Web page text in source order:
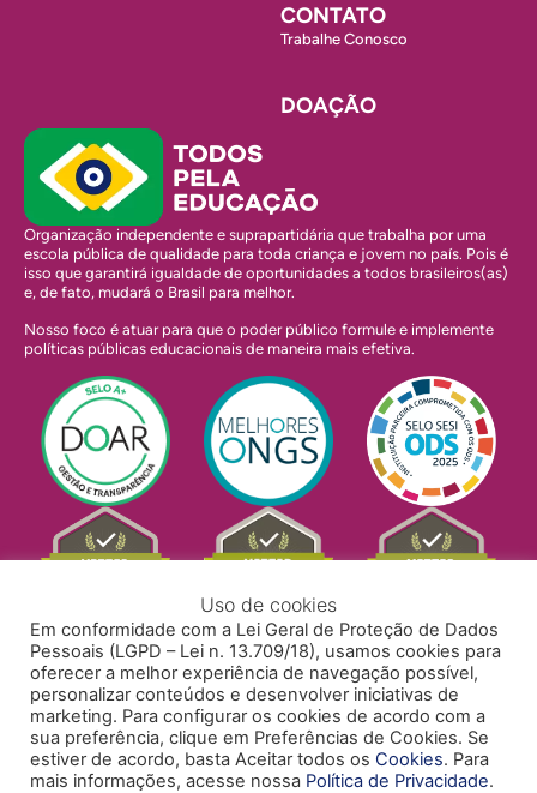
CONTATO
Trabalhe Conosco
DOAÇÃO
Organização independente e suprapartidária que trabalha por uma
escola pública de qualidade para toda criança e jovem no país. Pois é
isso que garantirá igualdade de oportunidades a todos brasileiros(as)
e, de fato, mudará o Brasil para melhor.
Nosso foco é atuar para que o poder público formule e implemente
políticas públicas educacionais de maneira mais efetiva.
Uso de cookies
Em conformidade com a Lei Geral de Proteção de Dados
Pessoais (LGPD – Lei n. 13.709/18), usamos cookies para
oferecer a melhor experiência de navegação possível,
personalizar conteúdos e desenvolver iniciativas de
marketing. Para configurar os cookies de acordo com a
sua preferência, clique em Preferências de Cookies. Se
estiver de acordo, basta Aceitar todos os Cookies. Para
mais informações, acesse nossa Política de Privacidade.